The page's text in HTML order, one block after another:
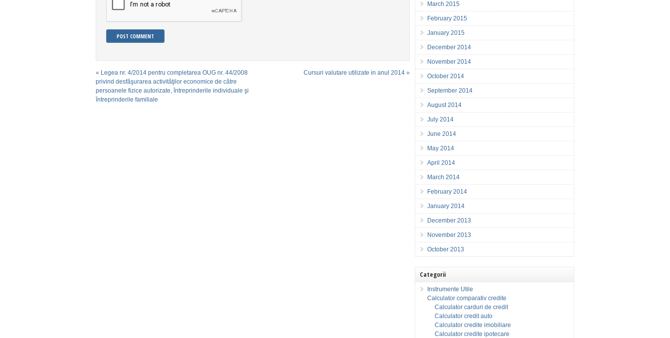
« Legea nr. 4/2014 pentru completarea OUG nr. 44/2008
privind desfăşurarea activităţilor economice de către
persoanele fizice autorizate, întreprinderile individuale şi
întreprinderile familiale
Cursuri valutare utilizate in anul 2014 »
March 2015
February 2015
January 2015
December 2014
November 2014
October 2014
September 2014
August 2014
July 2014
June 2014
May 2014
April 2014
March 2014
February 2014
January 2014
December 2013
November 2013
October 2013
Categorii
Instrumente Utile
Calculator comparativ credite
Calculator carduri de credit
Calculator credit auto
Calculator credite imobiliare
Calculator credite ipotecare